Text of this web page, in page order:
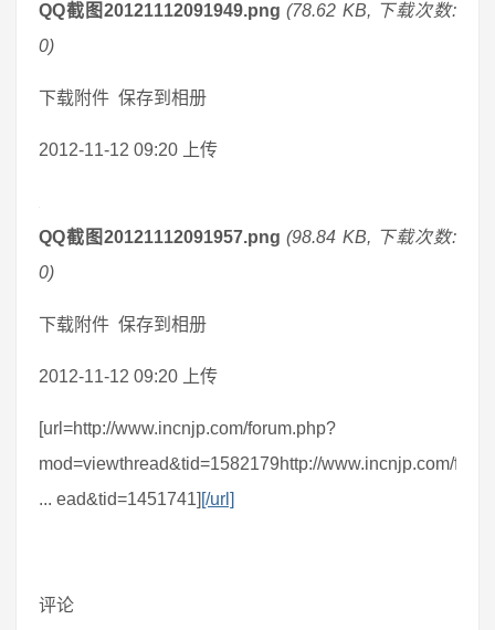
QQ截图20121112091949.png (78.62 KB, 下载次数:
0)
下载附件 保存到相册
2012-11-12 09:20 上传
QQ截图20121112091957.png (98.84 KB, 下载次数:
0)
下载附件 保存到相册
2012-11-12 09:20 上传
[url=http://www.incnjp.com/forum.php?
mod=viewthread&tid=1582179http://www.incnjp.com/foru
... ead&tid=1451741] [/url]
评论